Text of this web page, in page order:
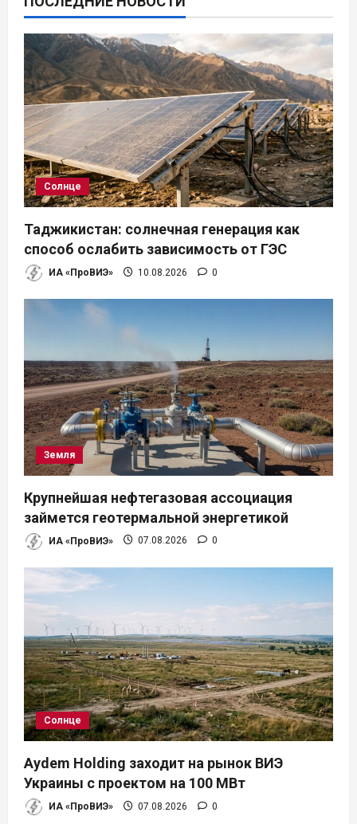
Солнце
Таджикистан: солнечная генерация как
способ ослабить зависимость от ГЭС
ИА «ПроВИЭ» 10.08.2026 0
Земля
Крупнейшая нефтегазовая ассоциация
займется геотермальной энергетикой
ИА «ПроВИЭ» 07.08.2026 0
Солнце
Aydem Holding заходит на рынок ВИЭ
Украины с проектом на 100 МВт
ИА «ПроВИЭ» 07.08.2026 0